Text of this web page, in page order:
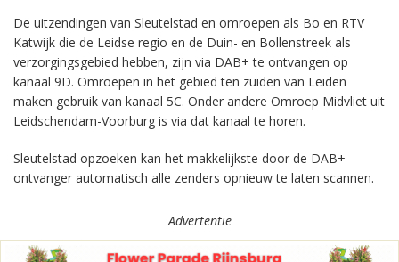
De uitzendingen van Sleutelstad en omroepen als Bo en RTV
Katwijk die de Leidse regio en de Duin- en Bollenstreek als
verzorgingsgebied hebben, zijn via DAB+ te ontvangen op
kanaal 9D. Omroepen in het gebied ten zuiden van Leiden
maken gebruik van kanaal 5C. Onder andere Omroep Midvliet uit
Leidschendam-Voorburg is via dat kanaal te horen.
Sleutelstad opzoeken kan het makkelijkste door de DAB+
ontvanger automatisch alle zenders opnieuw te laten scannen.
Advertentie